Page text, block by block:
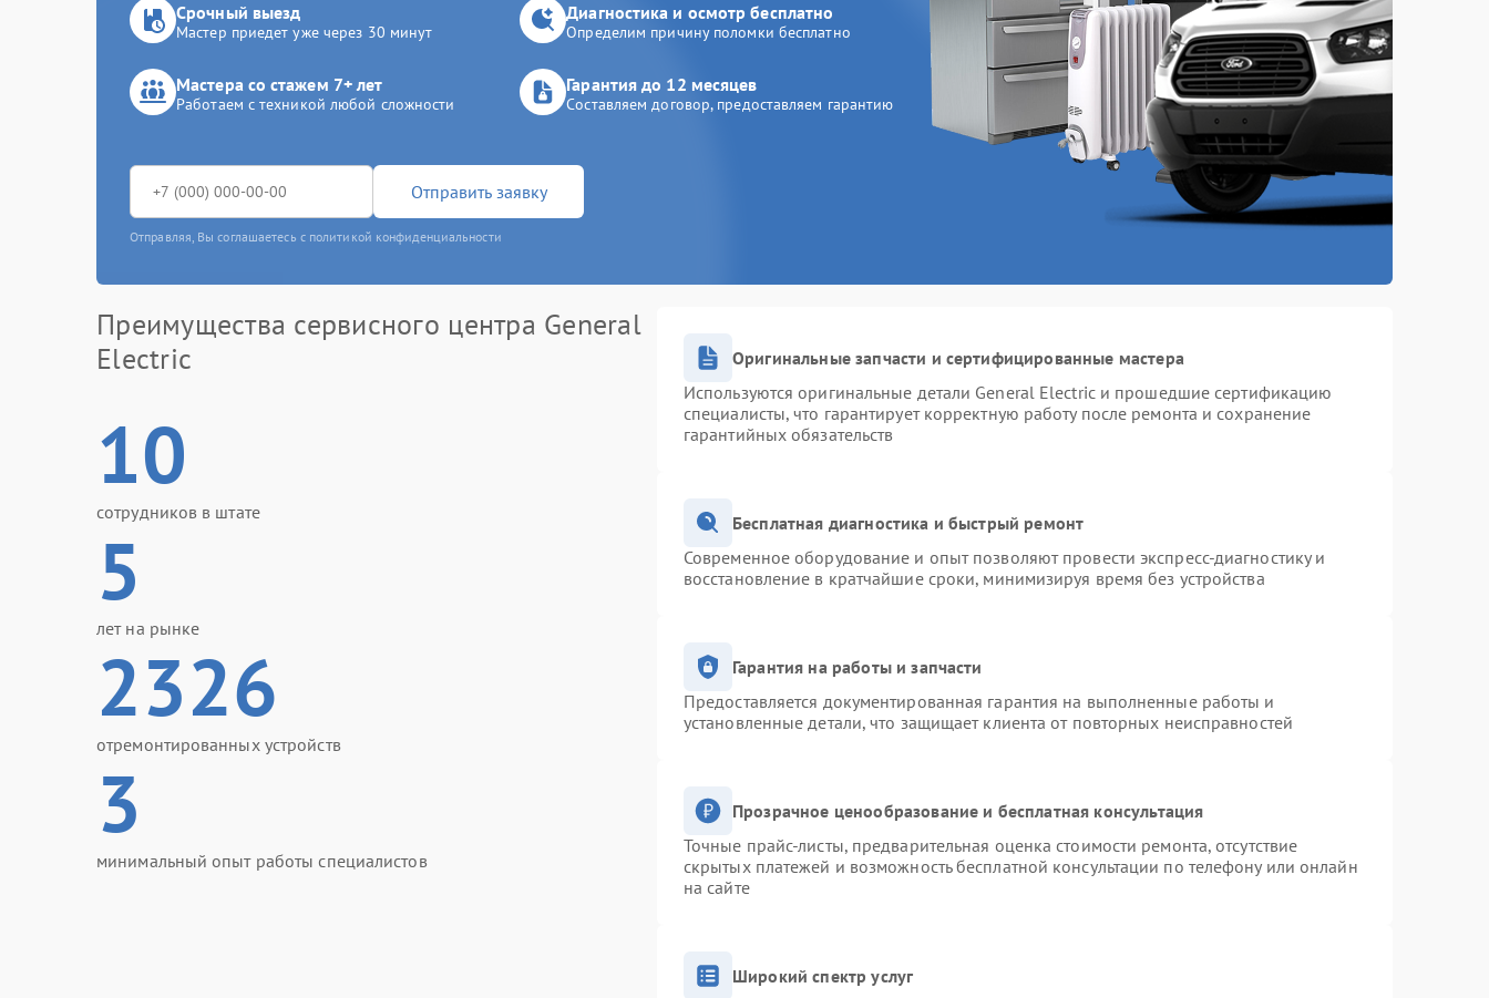
Срочный выезд
Мастер приедет уже через 30 минут
Диагностика и осмотр бесплатно
Определим причину поломки бесплатно
Мастера со стажем 7+ лет
Работаем с техникой любой сложности
Гарантия до 12 месяцев
Составляем договор, предоставляем гарантию
Отправить заявку
Отправляя, Вы соглашаетесь с политикой конфиденциальности
Преимущества сервисного центра General
Electric
10
сотрудников в штате
5
лет на рынке
2326
отремонтированных устройств
3
минимальный опыт работы специалистов
Оригинальные запчасти и сертифицированные мастера
Используются оригинальные детали General Electric и прошедшие сертификацию
специалисты, что гарантирует корректную работу после ремонта и сохранение
гарантийных обязательств
Бесплатная диагностика и быстрый ремонт
Современное оборудование и опыт позволяют провести экспресс-диагностику и
восстановление в кратчайшие сроки, минимизируя время без устройства
Гарантия на работы и запчасти
Предоставляется документированная гарантия на выполненные работы и
установленные детали, что защищает клиента от повторных неисправностей
Прозрачное ценообразование и бесплатная консультация
Точные прайс-листы, предварительная оценка стоимости ремонта, отсутствие
скрытых платежей и возможность бесплатной консультации по телефону или онлайн
на сайте
Широкий спектр услуг